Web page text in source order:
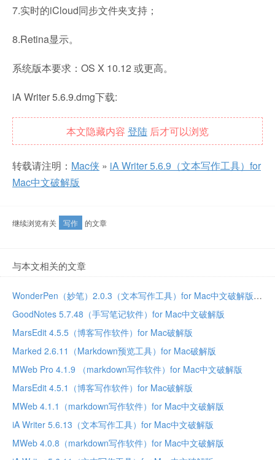
7.实时的iCloud同步文件夹支持；
8.Retina显示。
系统版本要求：OS X 10.12 或更高。
iA Writer 5.6.9.dmg下载:
本文隐藏内容 登陆 后才可以浏览
转载请注明： Mac侠 » iA Writer 5.6.9（文本写作工具）for
Mac中文破解版
继续浏览有关 写作 的文章
与本文相关的文章
WonderPen（妙笔）2.0.3（文本写作工具）for Mac中文破解版
GoodNotes 5.7.48（手写笔记软件）for Mac中文破解版
MarsEdit 4.5.5（博客写作软件）for Mac破解版
Marked 2.6.11（Markdown预览工具）for Mac破解版
MWeb Pro 4.1.9 （markdown写作软件）for Mac中文破解版
MarsEdit 4.5.1（博客写作软件）for Mac破解版
MWeb 4.1.1（markdown写作软件）for Mac中文破解版
iA Writer 5.6.13（文本写作工具）for Mac中文破解版
MWeb 4.0.8（markdown写作软件）for Mac中文破解版